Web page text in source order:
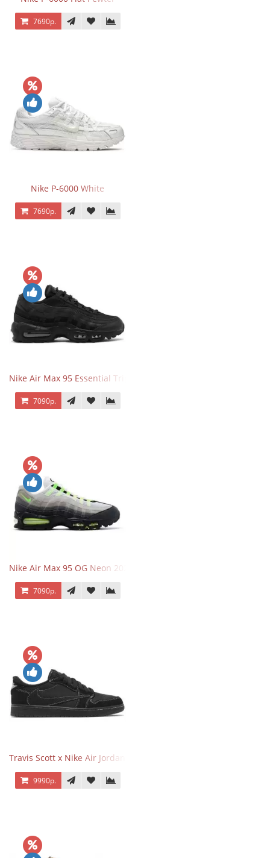
7690р.
Nike P-6000 White
7690р.
Nike Air Max 95 Essential Triple Black
7090р.
Nike Air Max 95 OG Neon 2025
7090р.
Travis Scott x Nike Air Jordan 1 Retro Low OG SP Black Phantom
9990р.